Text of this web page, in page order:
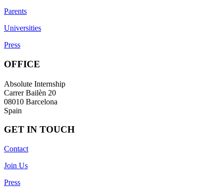
Parents
Universities
Press
OFFICE
Absolute Internship
Carrer Bailèn 20
08010 Barcelona
Spain
GET IN TOUCH
Contact
Join Us
Press